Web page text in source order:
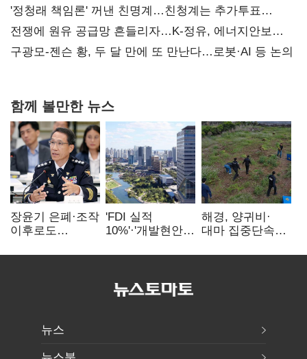
'정청래 책임론' 꺼낸 친명계…친청계는 추가투표
때리기
전쟁에 원유 공급망 흔들리자…K-정유, 에너지안보
핵심으로 재부상
구광모-젠슨 황, 두 달 만에 또 만난다…로봇·AI 등 논의
함께 볼만한 뉴스
장윤기 은폐·조작
이후로도
내부비위…경찰
'FDI 실적
10%'·'개발현안
인천경제청장
해경, 양귀비·
대마 집중단속…
249명 검거
뉴스